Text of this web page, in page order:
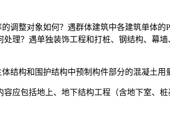
调整对象如何？遇群体建筑中各建筑单体
理？遇单独装饰工程和打桩、钢结构、幕
结构和围护结构中预制构件部分的混凝土
应包括地上、地下结构工程（含地下室、